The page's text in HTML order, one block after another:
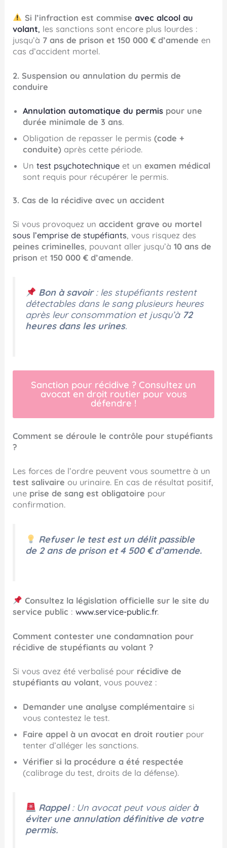
Si l’infraction est commise avec alcool au
volant, les sanctions sont encore plus lourdes :
jusqu’à 7 ans de prison et 150 000 € d’amende en
cas d’accident mortel.
2. Suspension ou annulation du permis de
conduire
Annulation automatique du permis pour une
durée minimale de 3 ans.
Obligation de repasser le permis(code +
conduite) après cette période.
Untest psychotechnique et unexamen médical
sont requis pour récupérer le permis.
3. Cas de la récidive avec un accident
Si vous provoquez unaccident grave ou mortel
sous l’emprise de stupéfiants, vous risquez des
peines criminelles, pouvant aller jusqu’à10 ans de
prison et150 000 € d’amende.
Bon à savoir: les stupéfiants restent
détectables dans le sang plusieurs heures
après leur consommation et jusqu’à 72
heures dans les urines.
Sanction pour récidive ? Consultez un
avocat en droit routier pour vous
défendre !
Comment se déroule le contrôle pour stupéfiants
?
Les forces de l’ordre peuvent vous soumettre à un
test salivaire ou urinaire. En cas de résultat positif,
une prise de sang est obligatoire pour
confirmation.
Refuser le test est un délit passible
de 2 ans de prison et 4 500 € d’amende.
Consultez la législation officielle sur le site du
service public : www.service-public.fr.
Comment contester une condamnation pour
récidive de stupéfiants au volant ?
Si vous avez été verbalisé pour récidive de
stupéfiants au volant, vous pouvez :
Demander une analyse complémentaire si
vous contestez le test.
Faire appel à un avocat en droit routier pour
tenter d’alléger les sanctions.
Vérifier si la procédure a été respectée
(calibrage du test, droits de la défense).
Rappel: Un avocat peut vous aiderà
éviter une annulation définitive de votre
permis.